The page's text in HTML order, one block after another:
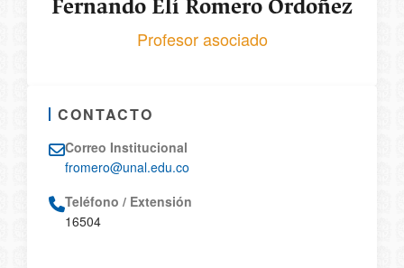
Fernando Elí Romero Ordoñez
Profesor asociado
CONTACTO
Correo Institucional
fromero@unal.edu.co
Teléfono / Extensión
16504